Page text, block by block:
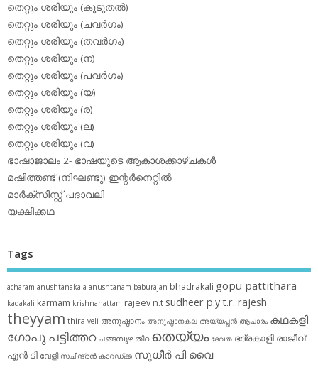
തെറ്റും ശരിയും (കൂടുതല്‍)
തെറ്റും ശരിയും (ചവര്‍ഗം)
തെറ്റും ശരിയും (തവര്‍ഗം)
തെറ്റും ശരിയും (ന)
തെറ്റും ശരിയും (പവര്‍ഗം)
തെറ്റും ശരിയും (യ)
തെറ്റും ശരിയും (ര)
തെറ്റും ശരിയും (ല)
തെറ്റും ശരിയും (വ)
ഭാഷാജാലം 2- ഭാഷയുടെ ആകാശക്കാഴ്ചകള്‍
മഷിത്തണ്ട് (നിഘണ്ടു) ഇന്റര്‍നെറ്റില്‍
മാര്‍ക്‌സിസ്റ്റ് പദാവലി
യക്ഷിക്കഥ
Tags
acharam anushtanakala anushtanam baburajan bhadrakali gopu pattithara
kadakali karmam krishnanattam rajeev n.t sudheer p.yt.r. rajesh
theyyam thira veli അനുഷ്ഠാനം അനുഷ്ഠാനകല അയ്യപ്പന്‍ ആചാരം കഥകളി
ഗോപു പട്ടിത്തറ ചങ്ങമ്പുഴ തിറ തെയ്യം ദേവത ഭദ്രകാളി രാജീവ്
എൻ ടി വേളി സചീന്ദ്രന്‍ കാറഡ്ക്ക സുധീര്‍ പി വൈ